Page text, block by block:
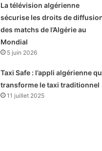
La télévision algérienne
sécurise les droits de
des matchs de l’Algérie au
Mondial
5 juin 2026
Taxi Safe : l’appli algérienne
transforme le taxi traditionnel
11 juillet 2025